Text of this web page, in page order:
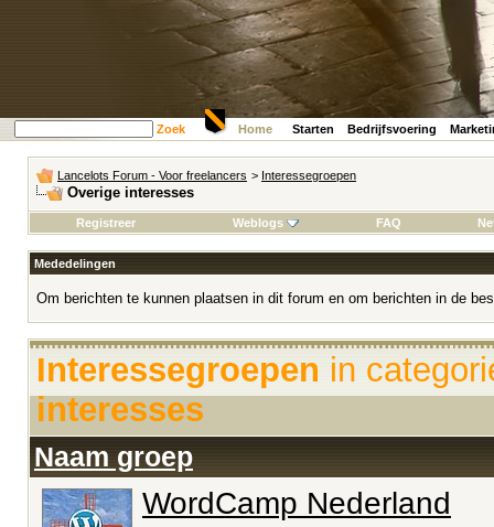
Zoek Home Starten Bedrijfsvoering
Lancelots Forum - Voor freelancers > Interessegroepen
Overige interesses
Registreer Weblogs FAQ
Mededelingen
Om berichten te kunnen plaatsen in dit forum en om berichten in de
Interessegroepen in
interesses
Naam groep
WordCamp Nederland